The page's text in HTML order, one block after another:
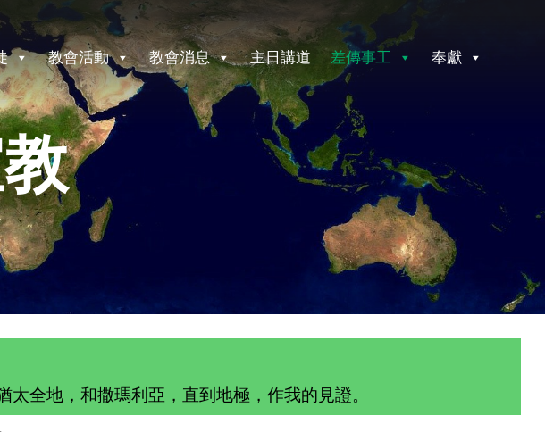
教會活動 教會消息 主日講道 差傳事工 奉獻
全地，和撒瑪利亞，直到地極，作我的見證。